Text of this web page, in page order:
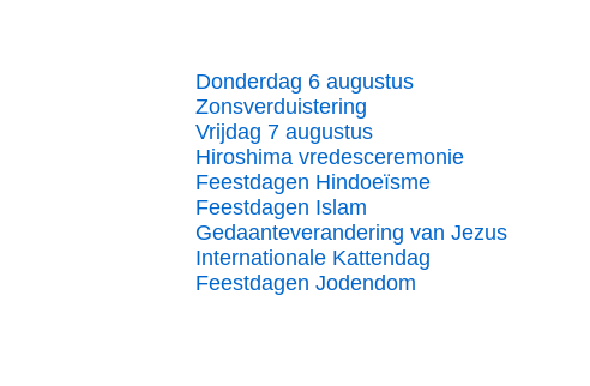
Donderdag 6 augustus
Zonsverduistering
Vrijdag 7 augustus
Hiroshima vredesceremonie
Feestdagen Hindoeïsme
Feestdagen Islam
Gedaanteverandering van Jezus
Internationale Kattendag
Feestdagen Jodendom